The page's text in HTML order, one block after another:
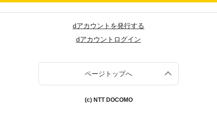
dアカウントを発行する
dアカウントログイン
ページトップへ
(c) NTT DOCOMO